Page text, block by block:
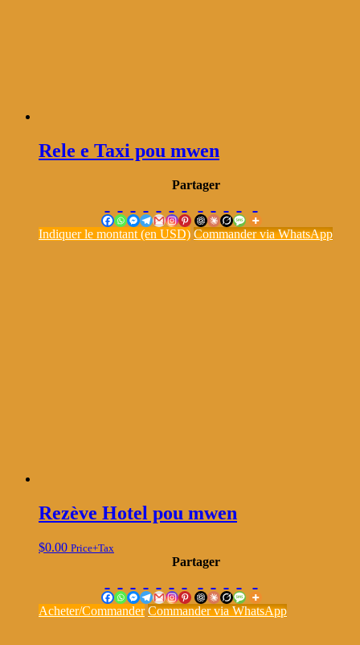
Rele e Taxi pou mwen
Partager
Indiquer le montant (en USD) Commander via WhatsApp
Rezève Hotel pou mwen
$0.00 Price+Tax
Partager
Acheter/Commander Commander via WhatsApp